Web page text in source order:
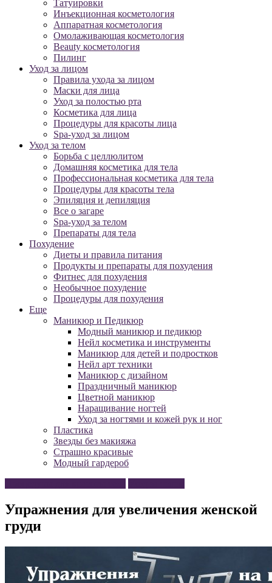
Татуировки
Инъекционная косметология
Аппаратная косметология
Омолаживающая косметология
Beauty косметология
Пилинг
Уход за лицом
Правила ухода за лицом
Маски для лица
Уход за полостью рта
Косметика для лица
Процедуры для красоты лица
Spa-уход за лицом
Уход за телом
Борьба с целлюлитом
Домашняя косметика для тела
Профессиональная косметика для тела
Процедуры для красоты тела
Эпиляция и депиляция
Все о загаре
Spa-уход за телом
Препараты для тела
Похудение
Диеты и правила питания
Продукты и препараты для похудения
Фитнес для похудения
Необычное похудение
Процедуры для похудения
Еще
Маникюр и Педикюр
Модный маникюр и педикюр
Нейл косметика и инструменты
Маникюр для детей и подростков
Нейл арт техники
Маникюр с дизайном
Праздничный маникюр
Цветной маникюр
Наращивание ногтей
Уход за ногтями и кожей рук и ног
Пластика
Звезды без макияжа
Страшно красивые
Модный гардероб
Упражнения для увеличения женской
груди